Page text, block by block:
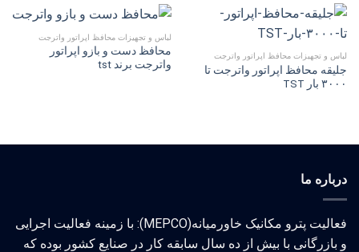
لباس و تجهیزات محافظ اپراتور واترجت
جلیقه محافظ اپراتور واترجت تا
۳۰۰۰ بار TST
لباس و تجهیزات محافظ اپراتور واترجت
محافظ دست و بازو اپراتور
واترجت برند tst
درباره ما
فعالیت پترو مکانیک خاورمیانه(MEPCO): با زمینه فعالیت اجرایی
و بازرگانی با بیش از ده سال سابقه کار در صنایع کشور بوده که